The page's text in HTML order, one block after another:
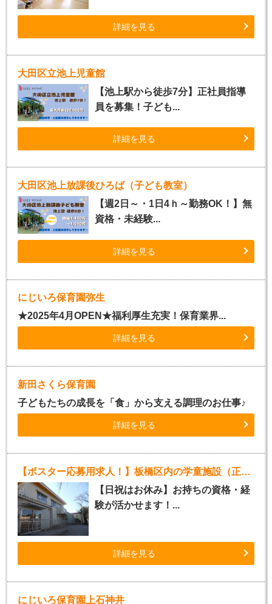
詳細を見る
大田区立池上児童館
【池上駅から徒歩7分】正社員指導
員を募集！子ども...
詳細を見る
大田区池上放課後ひろば（子ども教室）
【週2日～・1日4ｈ～勤務OK！】無
資格・未経験...
詳細を見る
にじいろ保育園弥生
★2025年4月OPEN★福利厚生充実！保育業界...
詳細を見る
新田さくら保育園
子どもたちの成長を「食」から支える調理のお仕事♪
詳細を見る
【ポスター応募用求人！】板橋区内の学童施設（正社員指導員）
【日祝はお休み】お持ちの資格・経
験が活かせます！...
詳細を見る
にじいろ保育園上石神井